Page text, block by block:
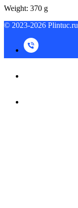
Weight: 370 g
© 2023-2026 Plintuc.ru